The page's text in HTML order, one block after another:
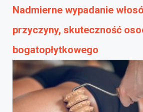
Nadmierne wypadanie
przyczyny, skuteczność
bogatopłytkowego